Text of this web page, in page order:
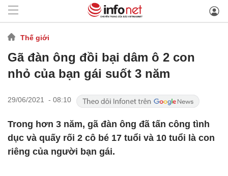
Thế giới
Gã đàn ông đồi bại dâm ô 2 con
nhỏ của bạn gái suốt 3 năm
29/06/2021 - 08:10
Trong hơn 3 năm, gã đàn ông đã tấn công tình
dục và quấy rối 2 cô bé 17 tuổi và 10 tuổi là con
riêng của người bạn gái.